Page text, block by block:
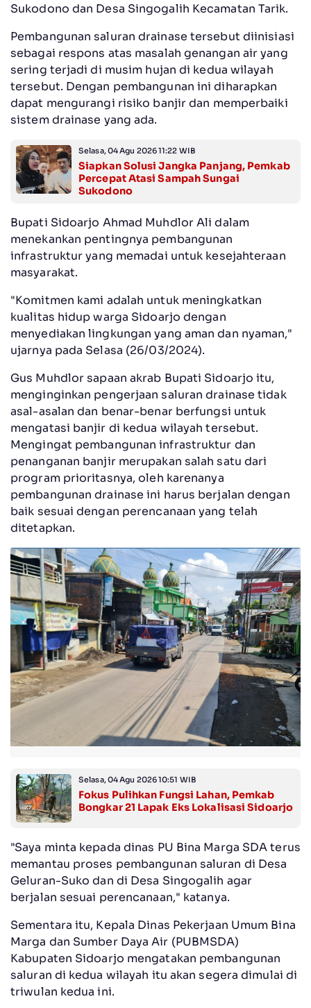
Sukodono dan Desa Singogalih Kecamatan Tarik.
Pembangunan saluran drainase tersebut diinisiasi
sebagai respons atas masalah genangan air yang
sering terjadi di musim hujan di kedua wilayah
tersebut. Dengan pembangunan ini diharapkan
dapat mengurangi risiko banjir dan memperbaiki
sistem drainase yang ada.
Selasa, 04 Agu 2026 11:22 WIB
Siapkan Solusi Jangka Panjang, Pemkab
Percepat Atasi Sampah Sungai
Sukodono
Bupati Sidoarjo Ahmad Muhdlor Ali dalam
menekankan pentingnya pembangunan
infrastruktur yang memadai untuk kesejahteraan
masyarakat.
"Komitmen kami adalah untuk meningkatkan
kualitas hidup warga Sidoarjo dengan
menyediakan lingkungan yang aman dan nyaman,"
ujarnya pada Selasa (26/03/2024).
Gus Muhdlor sapaan akrab Bupati Sidoarjo itu,
menginginkan pengerjaan saluran drainase tidak
asal-asalan dan benar-benar berfungsi untuk
mengatasi banjir di kedua wilayah tersebut.
Mengingat pembangunan infrastruktur dan
penanganan banjir merupakan salah satu dari
program prioritasnya, oleh karenanya
pembangunan drainase ini harus berjalan dengan
baik sesuai dengan perencanaan yang telah
ditetapkan.
Selasa, 04 Agu 2026 10:51 WIB
Fokus Pulihkan Fungsi Lahan, Pemkab
Bongkar 21 Lapak Eks Lokalisasi Sidoarjo
"Saya minta kepada dinas PU Bina Marga SDA terus
memantau proses pembangunan saluran di Desa
Geluran-Suko dan di Desa Singogalih agar
berjalan sesuai perencanaan," katanya.
Sementara itu, Kepala Dinas Pekerjaan Umum Bina
Marga dan Sumber Daya Air (PUBMSDA)
Kabupaten Sidoarjo mengatakan pembangunan
saluran di kedua wilayah itu akan segera dimulai di
triwulan kedua ini.